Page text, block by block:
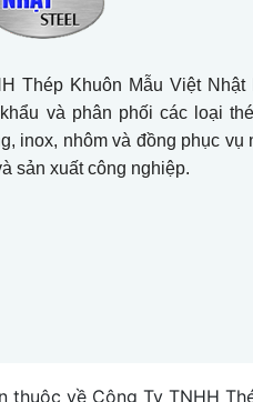
Tốt Nhất?
Thép Khuôn Mẫu Việt
và phân phối các loại
inox, nhôm và đồng phục vụ
sản xuất công nghiệp.
thuộc về Công Ty TNHH